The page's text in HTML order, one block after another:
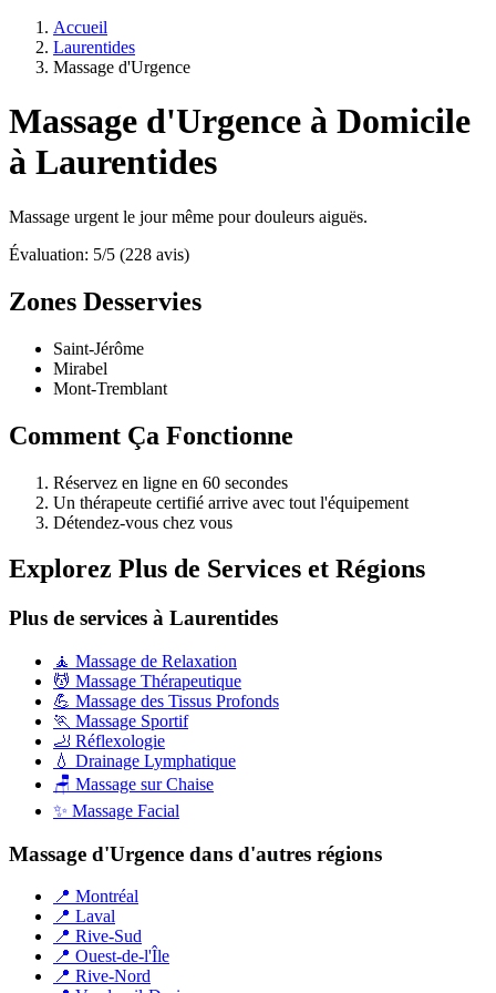
Accueil
Laurentides
Massage d'Urgence
Massage d'Urgence à Domicile
à Laurentides
Massage urgent le jour même pour douleurs aiguës.
Évaluation: 5/5 (228 avis)
Zones Desservies
Saint-Jérôme
Mirabel
Mont-Tremblant
Comment Ça Fonctionne
Réservez en ligne en 60 secondes
Un thérapeute certifié arrive avec tout l'équipement
Détendez-vous chez vous
Explorez Plus de Services et Régions
Plus de services à Laurentides
🧘 Massage de Relaxation
💆 Massage Thérapeutique
💪 Massage des Tissus Profonds
🏃 Massage Sportif
🦶 Réflexologie
💧 Drainage Lymphatique
🪑 Massage sur Chaise
✨ Massage Facial
Massage d'Urgence dans d'autres régions
📍 Montréal
📍 Laval
📍 Rive-Sud
📍 Ouest-de-l'Île
📍 Rive-Nord